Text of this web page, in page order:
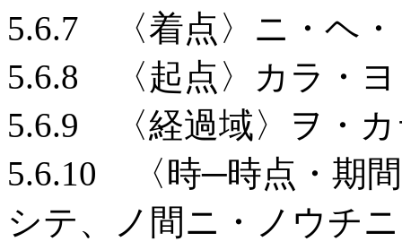
5.6.7 〈着点〉ニ・ヘ
5.6.8 〈起点〉カラ・
5.6.9 〈経過域〉ヲ・
5.6.10 〈時─時点・期
シテ、ノ間ニ・ノウチ